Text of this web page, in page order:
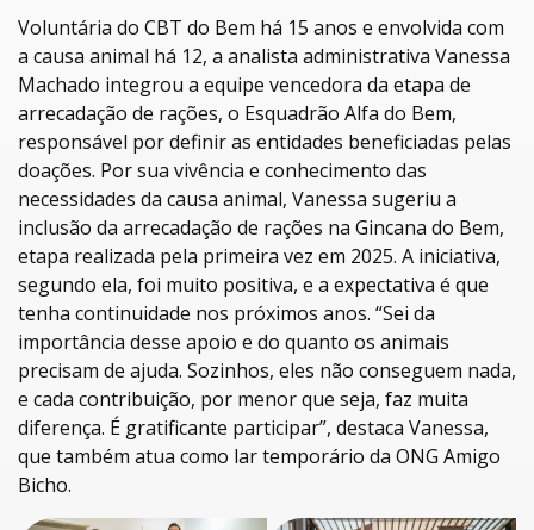
Voluntária do CBT do Bem há 15 anos e envolvida com
a causa animal há 12, a analista administrativa Vanessa
Machado integrou a equipe vencedora da etapa de
arrecadação de rações, o Esquadrão Alfa do Bem,
responsável por definir as entidades beneficiadas pelas
doações. Por sua vivência e conhecimento das
necessidades da causa animal, Vanessa sugeriu a
inclusão da arrecadação de rações na Gincana do Bem,
etapa realizada pela primeira vez em 2025. A iniciativa,
segundo ela, foi muito positiva, e a expectativa é que
tenha continuidade nos próximos anos. “Sei da
importância desse apoio e do quanto os animais
precisam de ajuda. Sozinhos, eles não conseguem nada,
e cada contribuição, por menor que seja, faz muita
diferença. É gratificante participar”, destaca Vanessa,
que também atua como lar temporário da ONG Amigo
Bicho.